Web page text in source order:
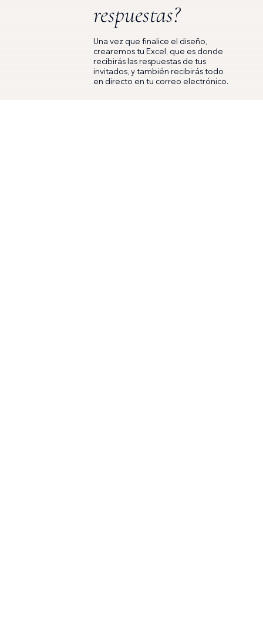
respuestas?
Una vez que finalice el diseño,
crearemos tu Excel, que es donde
recibirás las respuestas de tus
invitados, y también recibirás todo
en directo en tu correo electrónico.